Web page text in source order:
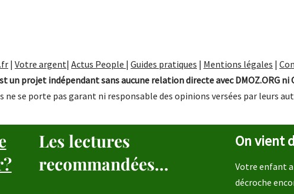
| Votre argent| Actus People | Guides pratiques | Mentions légales |
un projet indépendant sans aucune relation directe avec DMOZ.ORG ni
ne se porte pas garant ni responsable des opinions versées par leurs
Les lectures
recommandées...
On vient
Votre enfant a
décroche